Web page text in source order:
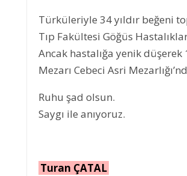
Türküleriyle 34 yıldır beğeni
Tıp Fakültesi Göğüs
Ancak hastalığa yenik
Mezarı Cebeci Asri
Ruhu şad olsun.
Saygı ile anıyoruz.
Turan ÇATAL